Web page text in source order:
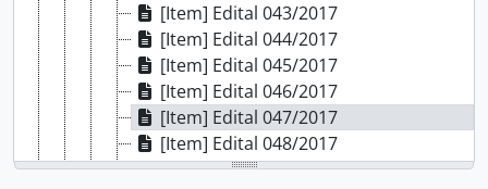
[Item] Edital 043/2017
[Item] Edital 044/2017
[Item] Edital 045/2017
[Item] Edital 046/2017
[Item] Edital 047/2017
[Item] Edital 048/2017
[Item] Edital 049/2017